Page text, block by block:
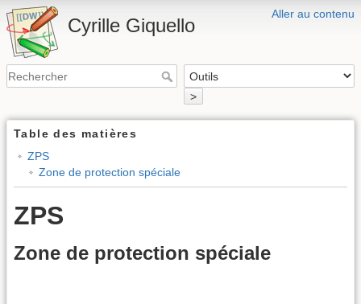
Aller au contenu
Cyrille Giquello
>
Table des matières
ZPS
Zone de protection spéciale
ZPS
Zone de protection spéciale